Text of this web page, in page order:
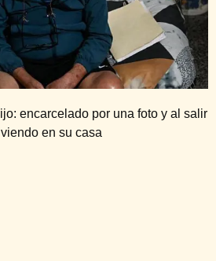
encarcelado por una foto y al salir
en su casa